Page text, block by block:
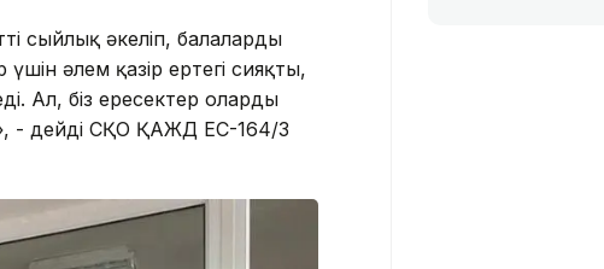
сыйлық әкеліп, балаларды
әлем қазір ертегі сияқты,
Ал, біз ересектер оларды
- дейді СҚО ҚАЖД ЕС-164/3